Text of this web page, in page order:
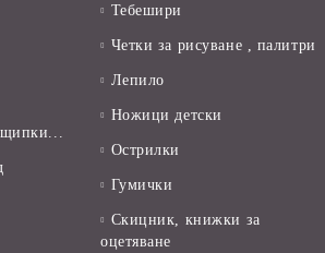
Тебешири
Четки за рисуване , палитри
Лепило
Ножици детски
Острилки
Гумички
Скицник, книжки за
оцетяване